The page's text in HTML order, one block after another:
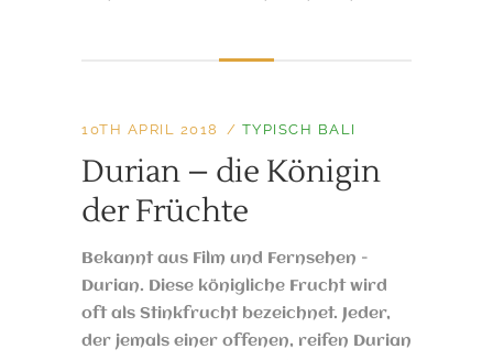
10TH APRIL 2018 TYPISCH BALI
Durian – die Königin
der Früchte
Bekannt aus Film und Fernsehen -
Durian. Diese königliche Frucht wird
oft als Stinkfrucht bezeichnet. Jeder,
der jemals einer offenen, reifen Durian